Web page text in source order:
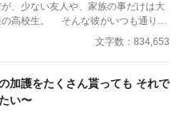
、少ない友人や、家族の事だけは大
の高校生。 そんな彼がいつも通りの
地面に穴が開き迷宮に落とされてし
と共に外を目指すが、数々の困難に
歩き、家族との再会を望む成長の物
文字数：834,653
加護をたくさん貰っても それで
い〜